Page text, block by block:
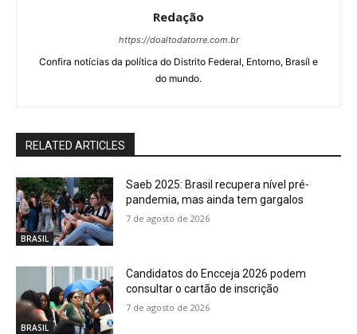
Redação
https://doaltodatorre.com.br
Confira notícias da política do Distrito Federal, Entorno, Brasíl e
do mundo.
RELATED ARTICLES
BRASIL
Saeb 2025: Brasil recupera nível pré-
pandemia, mas ainda tem gargalos
7 de agosto de 2026
BRASIL
Candidatos do Encceja 2026 podem
consultar o cartão de inscrição
7 de agosto de 2026